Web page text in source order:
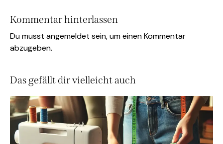
Kommentar hinterlassen
Du musst angemeldet sein, um einen Kommentar
abzugeben.
Das gefällt dir vielleicht auch